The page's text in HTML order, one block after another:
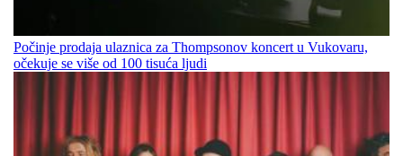
Počinje prodaja ulaznica za Thompsonov koncert u Vukovaru,
očekuje se više od 100 tisuća ljudi